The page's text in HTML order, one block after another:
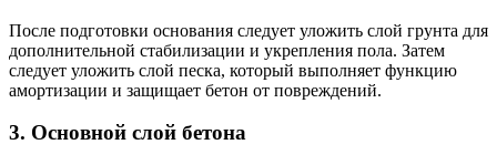
После подготовки основания следует уложить слой грунта для
дополнительной стабилизации и укрепления пола. Затем
следует уложить слой песка, который выполняет функцию
амортизации и защищает бетон от повреждений.
3. Основной слой бетона